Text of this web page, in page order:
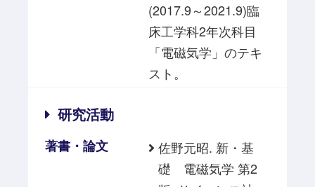
(2017.9～2021.9)臨
床工学科2年次科目
「電磁気学」のテキ
スト。
研究活動
著書・論文
佐野元昭. 新・基
礎 電磁気学 第2